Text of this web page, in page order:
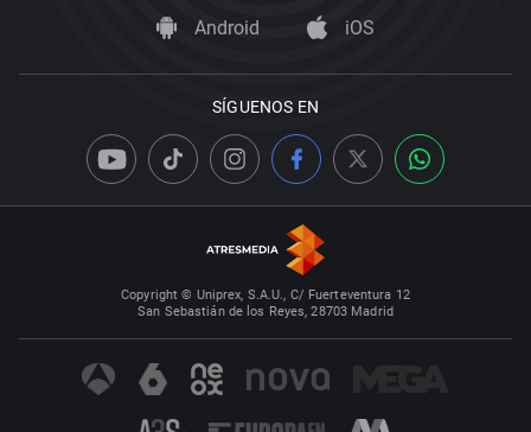
Android iOS
SÍGUENOS EN
Copyright © Uniprex, S.A.U., C/ Fuerteventura 12
San Sebastián de los Reyes, 28703 Madrid